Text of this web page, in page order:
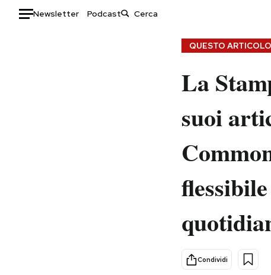
Newsletter Podcast
Storie/Idee
Altrecose
Mondiali calcio 2026
QUESTO
La
suoi
Condividi